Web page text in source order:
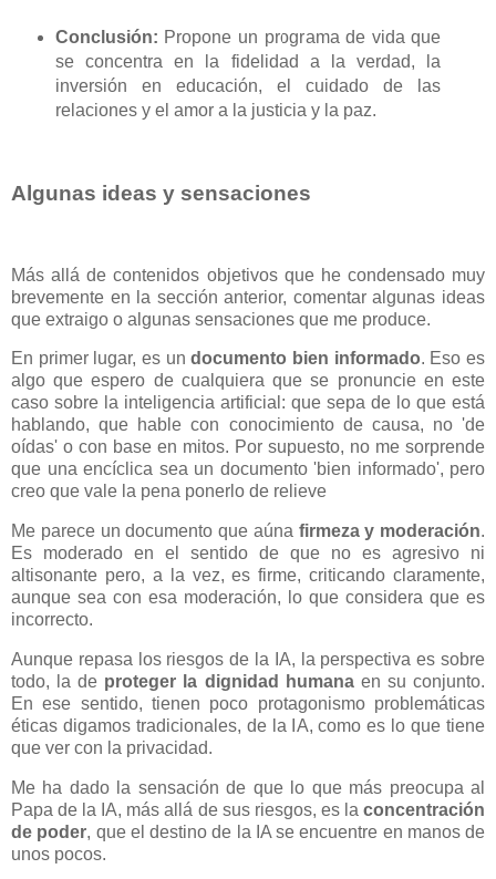
Conclusión: Propone un programa de vida que
se concentra en la fidelidad a la verdad, la
inversión en educación, el cuidado de las
relaciones y el amor a la justicia y la paz.
Algunas ideas y sensaciones
Más allá de contenidos objetivos que he condensado muy
brevemente en la sección anterior, comentar algunas ideas
que extraigo o algunas sensaciones que me produce.
En primer lugar, es undocumento bien informado. Eso es
algo que espero de cualquiera que se pronuncie en este
caso sobre la inteligencia artificial: que sepa de lo que está
hablando, que hable con conocimiento de causa, no 'de
oídas' o con base en mitos. Por supuesto, no me sorprende
que una encíclica sea un documento 'bien informado', pero
creo que vale la pena ponerlo de relieve
Me parece un documento que aúna firmeza y moderación.
Es moderado en el sentido de que no es agresivo ni
altisonante pero, a la vez, es firme, criticando claramente,
aunque sea con esa moderación, lo que considera que es
incorrecto.
Aunque repasa los riesgos de la IA, la perspectiva es sobre
todo, la de proteger la dignidad humanaen su conjunto.
En ese sentido, tienen poco protagonismo problemáticas
éticas digamos tradicionales, de la IA, como es lo que tiene
que ver con la privacidad.
Me ha dado la sensación de que lo que más preocupa al
Papa de la IA, más allá de sus riesgos, es la concentración
de poder, que el destino de la IA se encuentre en manos de
unos pocos.